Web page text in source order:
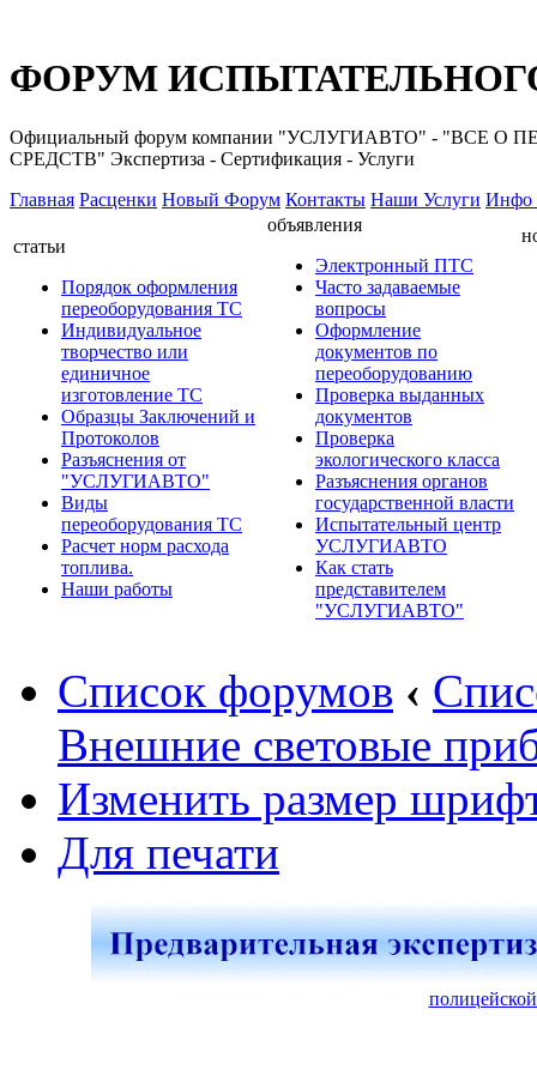
ФОРУМ
Официальный форум компании "УСЛУГИАВТО" -
СРЕДСТВ" Экспертиза - Сертификация - Услуги
Главная Расценки Новый Форум Контакты Наши Услуги Инфо
статьи
Порядок оформления
переоборудования ТС
Индивидуальное
творчество или
единичное
изготовление ТС
Образцы Заключений и
Протоколов
Разъяснения от
"УСЛУГИАВТО"
Виды
переоборудования ТС
Расчет норм расхода
топлива.
Наши работы
объявления
Электронный ПТС
Часто задаваемые
вопросы
Оформление
документов по
переоборудованию
Проверка выданных
документов
Проверка
экологического класса
Разъяснения органов
государственной власти
Испытательный центр
УСЛУГИАВТО
Как стать
представителем
"УСЛУГИАВТО"
Список форумов ‹
Внешние световые
Изменить размер
Для печати